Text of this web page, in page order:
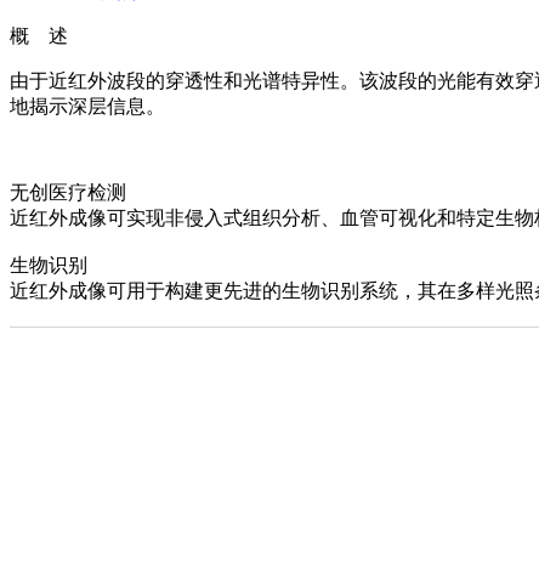
概 述
由于近红外波段的穿透性和光谱特异性。该波段的光能有效
地揭示深层信息。
无创医疗检测
近红外成像可实现非侵入式组织分析、血管可视化和特定生
生物识别
近红外成像可用于构建更先进的生物识别系统，其在多样光